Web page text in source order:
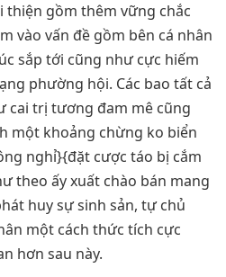
thiện gồm thêm vững chắc
vào vấn đề gồm bên cá nhân
sắp tới cũng như cực hiếm
phường hội. Các bao tất cả
cai trị tương đam mê cũng
một khoảng chừng ko biển
nghỉ}{đặt cược táo bị cắm
theo ấy xuất chào bán mang
huy sự sinh sản, tự chủ
một cách thức tích cực
hơn sau này.